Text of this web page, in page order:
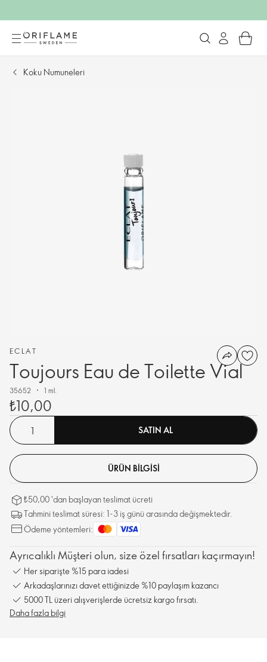
Koku Numuneleri
ECLAT
Toujours Eau de Toilette Vial
35652 1 ml.
₺10,00
SATIN AL
ÜRÜN BILGISI
₺50,00 'dan başlayan teslimat ücreti
Tahmini teslimat süresi: 1-3 iş günü arasında değişmektedir.
Ödeme yöntemleri:
Ayrıcalıklı Müşteri olun, size özel fırsatları kaçırmayın!
Her siparişte %15 para iadesi
Arkadaşlarınızı davet ettiğinizde %10 paylaşım kazancı
5000 TL üzeri alışverişlerde ücretsiz kargo fırsatı.
Daha fazla bilgi